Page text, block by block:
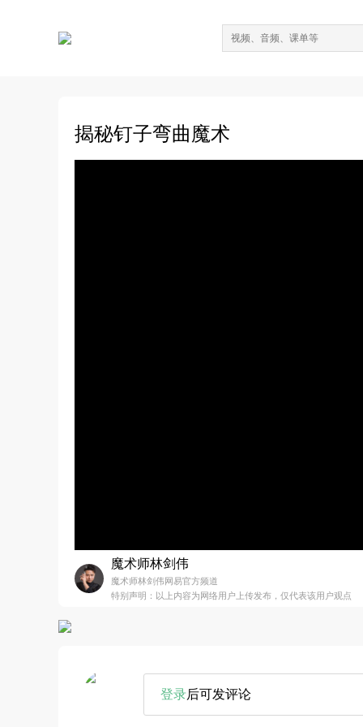
揭秘钉子弯曲魔术
魔术师林剑伟
魔术师林剑伟网易官方频道
特别声明：以上内容为网络用户上传发布，仅代表该用户观点
登录后可发评论